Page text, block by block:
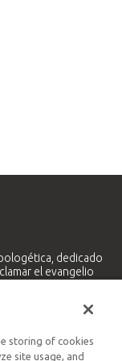
dedicado
el evangelio
Latinoamericano
storing of cookies
site usage, and